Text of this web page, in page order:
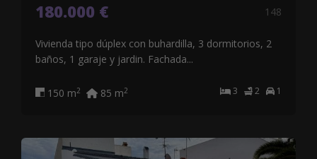
180.000 € 148
Vivienda tipo dúplex con buhardilla, 3 dormitorios, 2
baños, 1 garaje y jardin. Fachada...
3 2 1
150 m2 85 m2